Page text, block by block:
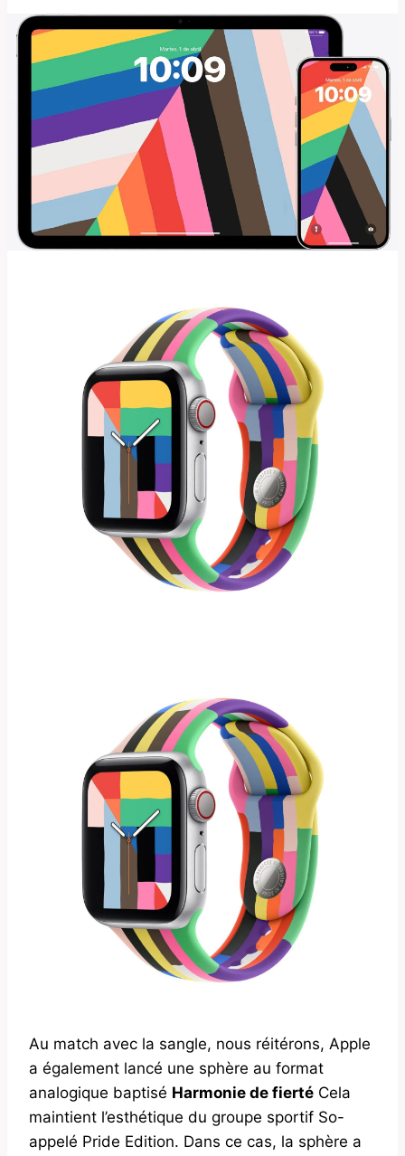
Au match avec la sangle, nous réitérons, Apple
a également lancé une sphère au format
analogique baptisé Harmonie de fierté Cela
maintient l’esthétique du groupe sportif So-
appelé Pride Edition. Dans ce cas, la sphère a